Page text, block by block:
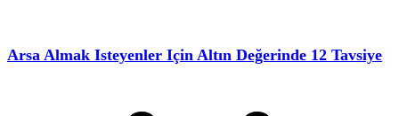
Arsa Almak Isteyenler Için Altın Değerinde 12 Tavsiye